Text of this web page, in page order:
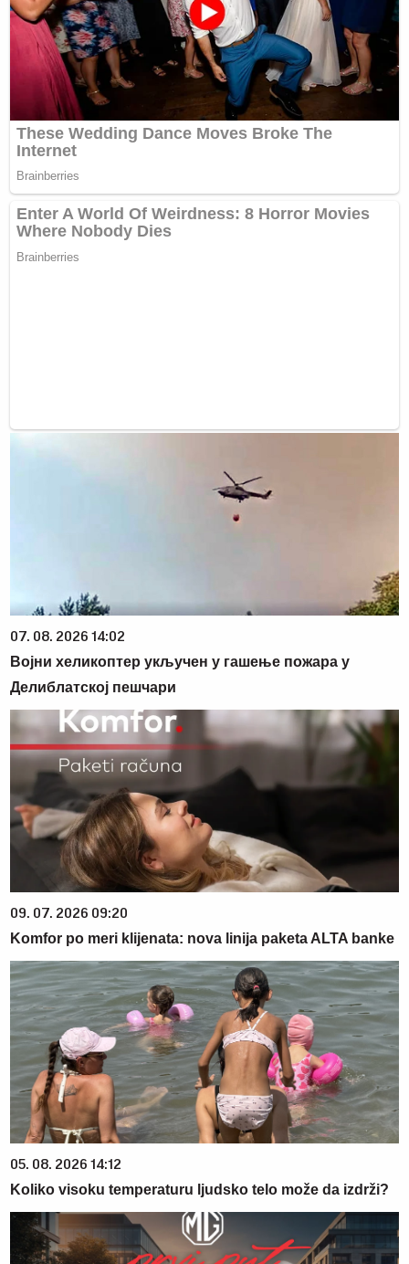
07. 08. 2026 14:02
Војни хеликоптер укључен у гашење пожара у
Делиблатској пешчари
09. 07. 2026 09:20
Komfor po meri klijenata: nova linija paketa ALTA banke
05. 08. 2026 14:12
Koliko visoku temperaturu ljudsko telo može da izdrži?